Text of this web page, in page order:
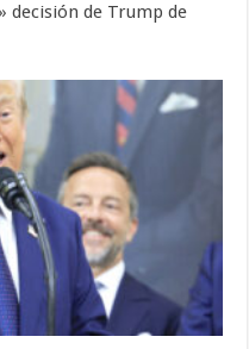
decisión de Trump de